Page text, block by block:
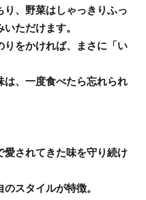
り、野菜はしゃっきりふっ
ただけます。
りをかければ、まさに「い
は、一度食べたら忘れられ
愛されてきた味を守り続け
スタイルが特徴。